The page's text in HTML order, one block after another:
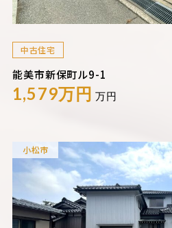
中古住宅
能美市新保町ル9-1
1,579万円 万円
小松市